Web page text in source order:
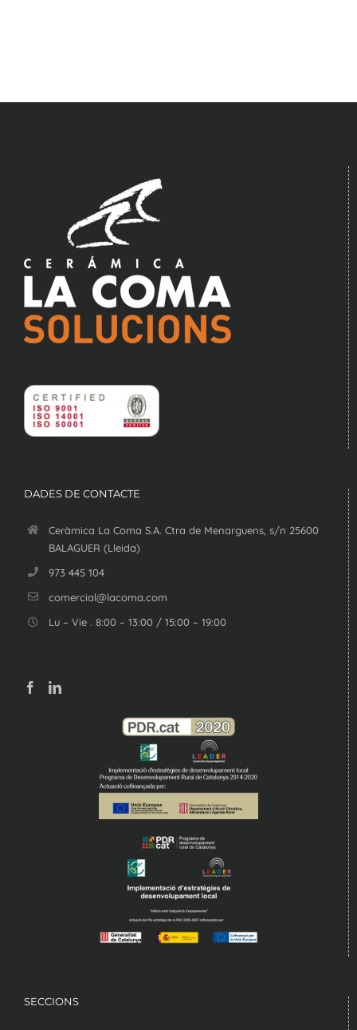
DADES DE CONTACTE
Ceràmica La Coma S.A. Ctra de Menarguens, s/n 25600
BALAGUER (Lleida)
973 445 104
comercial@lacoma.com
Lu – Vie . 8:00 – 13:00 / 15:00 – 19:00
SECCIONS